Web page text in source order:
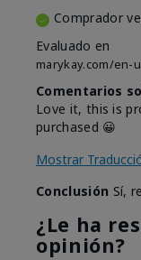
Comprador
Evaluado en
marykay.com/en-
Comentarios
Love it, this is
purchased 😀
Mostrar
Conclusión Sí,
¿Le ha
opinión?